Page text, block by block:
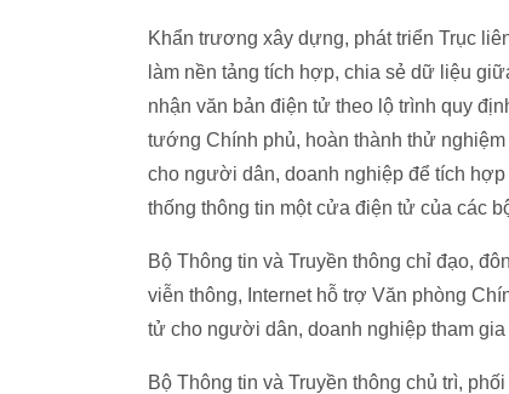
Khẩn trương xây dựng, phát triển Trục
làm nền tảng tích hợp, chia sẻ dữ liệu
nhận văn bản điện tử theo lộ trình quy
tướng Chính phủ, hoàn thành thử
cho người dân, doanh nghiệp để tích
thống thông tin một cửa điện tử của các
Bộ Thông tin và Truyền thông chỉ đạo,
viễn thông, Internet hỗ trợ Văn phòng
tử cho người dân, doanh nghiệp tham
Bộ Thông tin và Truyền thông chủ trì,